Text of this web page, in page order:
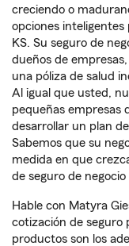
creciendo o
opciones inteligentes
KS. Su seguro de
dueños de
una póliza de salud
Al igual que usted,
pequeñas empresas
desarrollar un plan
Sabemos que su
medida en que
de seguro de
Hable con Matyra
cotización de seguro
productos son los